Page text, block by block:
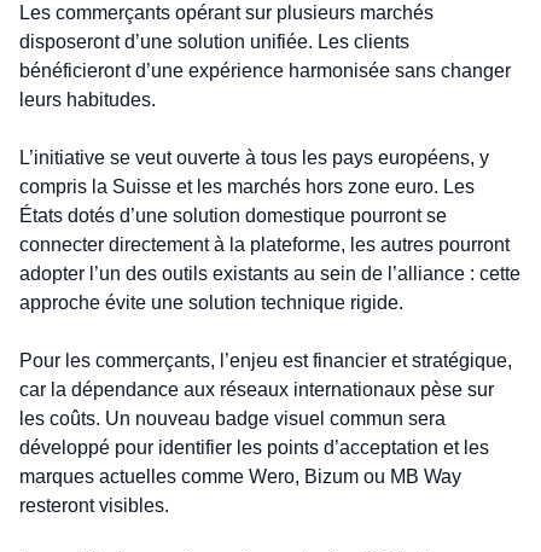
Les commerçants opérant sur plusieurs marchés
disposeront d’une solution unifiée. Les clients
bénéficieront d’une expérience harmonisée sans changer
leurs habitudes.
L’initiative se veut ouverte à tous les pays européens, y
compris la Suisse et les marchés hors zone euro. Les
États dotés d’une solution domestique pourront se
connecter directement à la plateforme, les autres pourront
adopter l’un des outils existants au sein de l’alliance : cette
approche évite une solution technique rigide.
Pour les commerçants, l’enjeu est financier et stratégique,
car la dépendance aux réseaux internationaux pèse sur
les coûts. Un nouveau badge visuel commun sera
développé pour identifier les points d’acceptation et les
marques actuelles comme Wero, Bizum ou MB Way
resteront visibles.